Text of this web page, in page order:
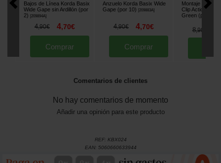
Bajos de Línea Korda Basix
Wide Gape sin Ardillón (por
2)
[209894A]
4,90€ 4,70€
Comprar
Anzuelo Korda Basix Wide
Gape (por 10)
[209883A]
4,90€ 4,70€
Comprar
Montaje Korda
Clip Action
Green (por 5)
8,90
Comentarios de clientes
No hay comentarios de momento
Añadir una opinión para este producto
REF: KBX024
EAN: 5060660633944